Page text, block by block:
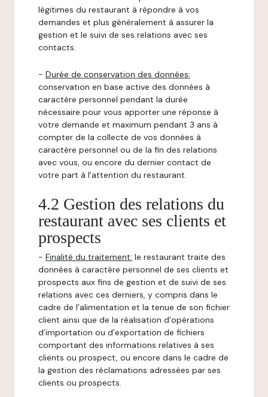
légitimes du restaurant à répondre à vos
demandes et plus généralement à assurer la
gestion et le suivi de ses relations avec ses
contacts.
- Durée de conservation des données:
conservation en base active des données à
caractère personnel pendant la durée
nécessaire pour vous apporter une réponse à
votre demande et maximum pendant 3 ans à
compter de la collecte de vos données à
caractère personnel ou de la fin des relations
avec vous, ou encore du dernier contact de
votre part à l'attention du restaurant.
4.2 Gestion des relations du
restaurant avec ses clients et
prospects
- Finalité du traitement: le restaurant traite des
données à caractère personnel de ses clients et
prospects aux fins de gestion et de suivi de ses
relations avec ces derniers, y compris dans le
cadre de l’alimentation et la tenue de son fichier
client ainsi que de la réalisation d’opérations
d’importation ou d’exportation de fichiers
comportant des informations relatives à ses
clients ou prospect, ou encore dans le cadre de
la gestion des réclamations adressées par ses
clients ou prospects.